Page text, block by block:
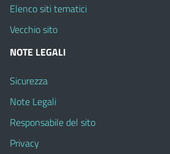
Elenco siti tematici
Vecchio sito
NOTE LEGALI
Sicurezza
Note Legali
Responsabile del sito
Privacy